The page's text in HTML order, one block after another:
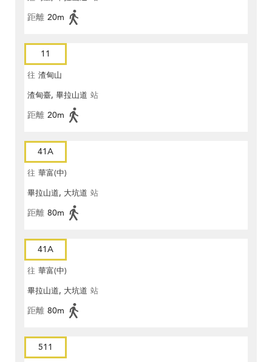
距離 20m
11
往 渣甸山
渣甸臺, 畢拉山道 站
距離 20m
41A
往 華富(中)
畢拉山道, 大坑道 站
距離 80m
41A
往 華富(中)
畢拉山道, 大坑道 站
距離 80m
511